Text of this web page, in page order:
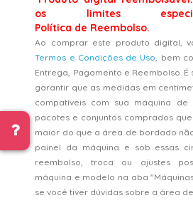
os limites
Política de Reembolso.
Ao comprar este produto digital,
Termos e Condições de Uso, bem
Entrega, Pagamento e Reembolso.
garantir que as medidas em
compatíveis com sua máquina de
pacotes e conjuntos comprados
maior do que a área de bordado
painel da máquina e sob essas
reembolso, troca ou ajustes
máquina e modelo na aba
se você tiver dúvidas sobre a área